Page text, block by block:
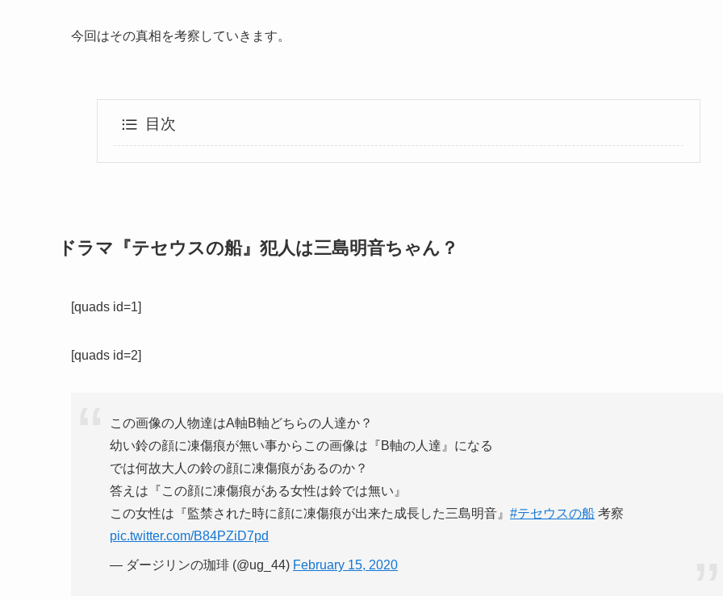
今回はその真相を考察していきます。
目次
ドラマ『テセウスの船』犯人は三島明音ちゃん？
[quads id=1]
[quads id=2]
この画像の人物達はA軸B軸どちらの人達か？
幼い鈴の顔に凍傷痕が無い事からこの画像は『B軸の人達』になる
では何故大人の鈴の顔に凍傷痕があるのか？
答えは『この顔に凍傷痕がある女性は鈴では無い』
この女性は『監禁された時に顔に凍傷痕が出来た成長した三島明音』 #テセウスの船 考察
pic.twitter.com/B84PZiD7pd
— ダージリンの珈琲 (@ug_44) February 15, 2020